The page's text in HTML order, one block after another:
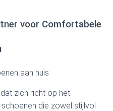
voor Comfortabele
aan huis
zich richt op het
die zowel stijlvol